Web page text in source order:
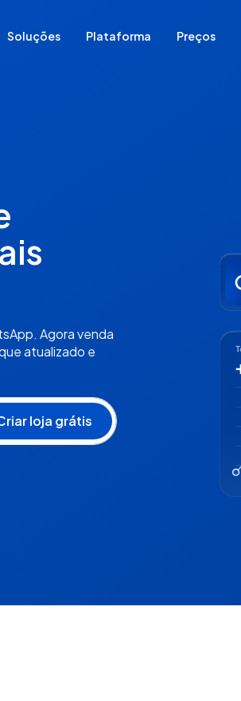
Soluções Plataforma Preços
Agora venda
atualizado e